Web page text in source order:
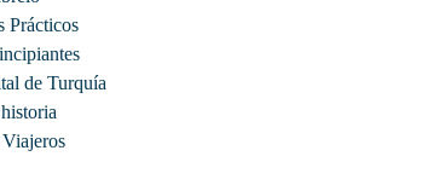
Prácticos
de Turquía